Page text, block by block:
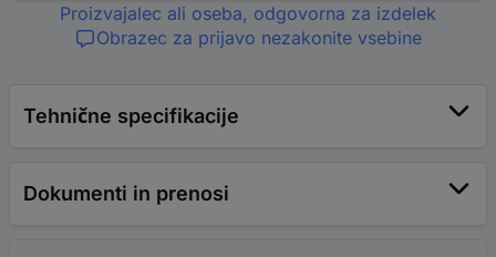
Proizvajalec ali oseba, odgovorna za izdelek
Obrazec za prijavo nezakonite vsebine
Tehnične specifikacije
Dokumenti in prenosi